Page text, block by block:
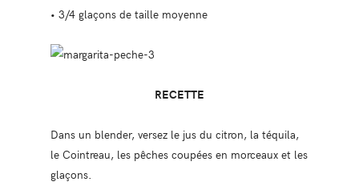
• 3/4 glaçons de taille moyenne
RECETTE
Dans un blender, versez le jus du citron, la téquila,
le Cointreau, les pêches coupées en morceaux et les
glaçons.